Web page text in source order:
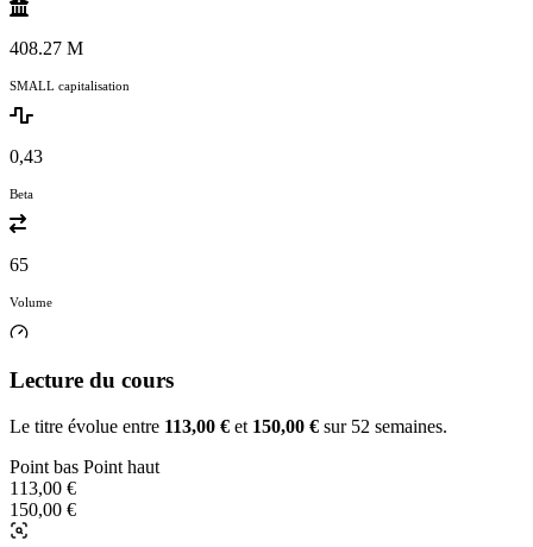
408.27 M
SMALL capitalisation
0,43
Beta
65
Volume
Lecture du cours
Le titre évolue entre 113,00 € et 150,00 € sur 52 semaines.
Point bas Point haut
113,00 €
150,00 €